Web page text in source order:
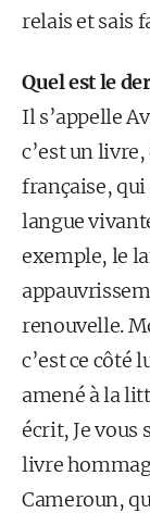
relais et sais
Quel est le
Il s’appelle
c’est un
française,
langue
exemple, le
renouvelle.
c’est ce côté
amené à la
écrit, Je vous
livre
Cameroun,